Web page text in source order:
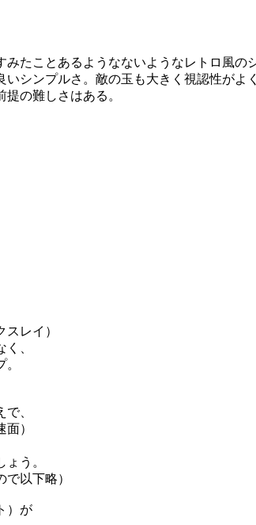
ことあるようなないようなレトロ風のシ
シンプルさ。敵の玉も大きく視認性が
提の難しさはある。
レイ）
、
、
）
う。
以下略）
）が